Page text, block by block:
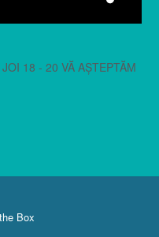
18 - 20 VĂ AȘTEPTĂM
Box